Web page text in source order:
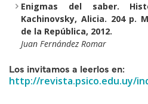
Enigmas del saber.
Kachinovsky, Alicia. 204 p.
de la República, 2012.
Juan Fernández Romar
Los invitamos a leerlos en:
http://revista.psico.edu.uy/